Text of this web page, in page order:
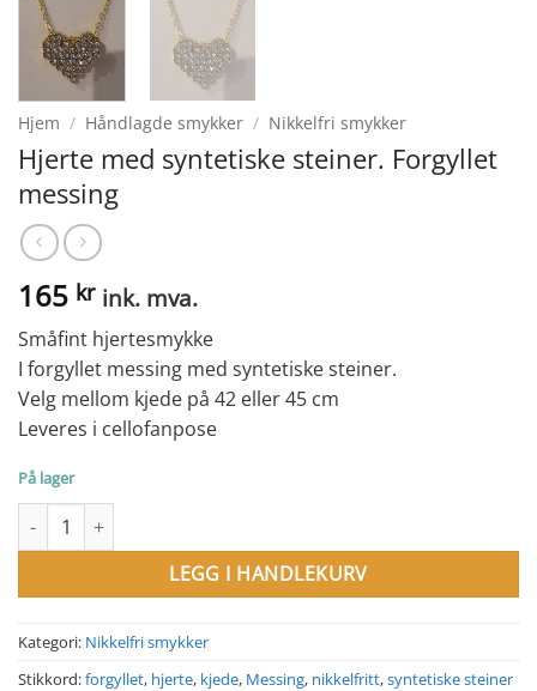
Hjem / Håndlagde smykker / Nikkelfri smykker
Hjerte med syntetiske steiner. Forgyllet
messing
165 kr ink. mva.
Småfint hjertesmykke
I forgyllet messing med syntetiske steiner.
Velg mellom kjede på 42 eller 45 cm
Leveres i cellofanpose
På lager
Hjerte med syntetiske steiner. Forgyllet messing antall
LEGG I HANDLEKURV
Kategori: Nikkelfri smykker
Stikkord:forgyllet, hjerte, kjede, Messing, nikkelfritt,syntetiske steiner